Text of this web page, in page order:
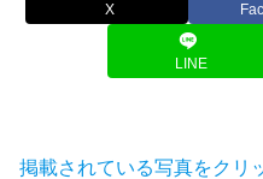
X
LINE
掲載されている写真をクリ